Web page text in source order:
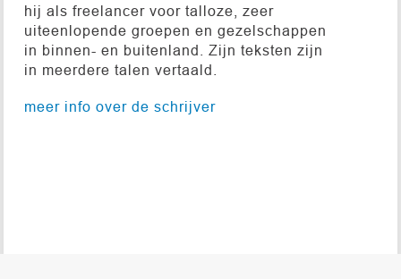
hij als freelancer voor talloze, zeer
uiteenlopende groepen en gezelschappen
in binnen- en buitenland. Zijn teksten zijn
in meerdere talen vertaald.
meer info over de schrijver